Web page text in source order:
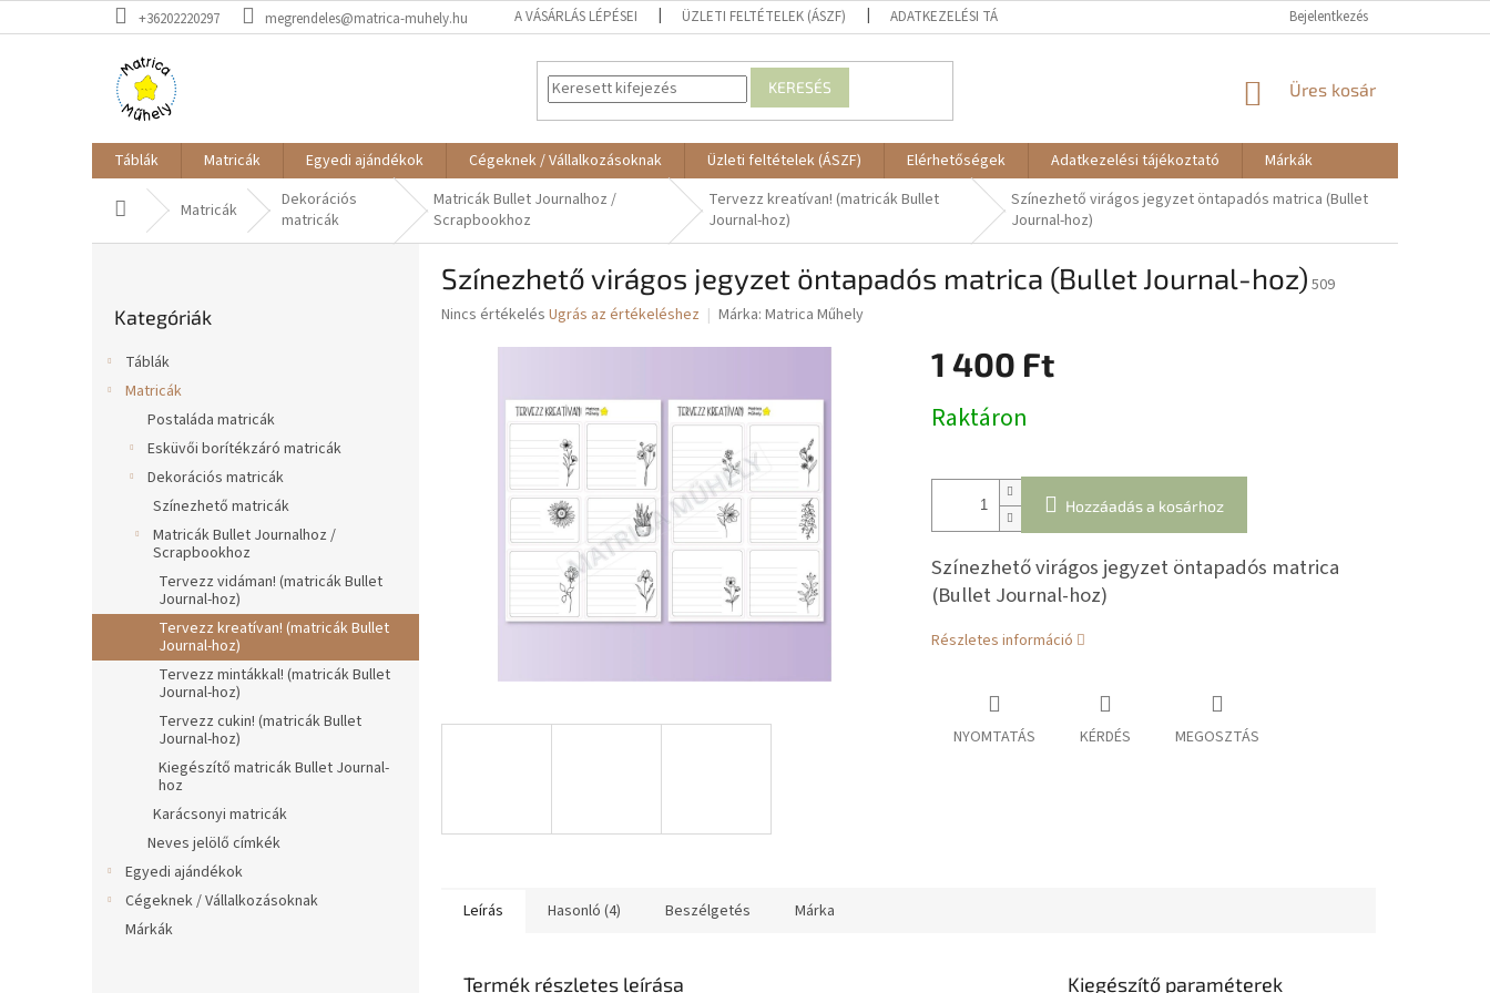
a
+36202220297 megrendeles@matrica-muhely.hu A VÁSÁRLÁS LÉPÉSEI ÜZLETI FELTÉTELEK (ÁSZF) ADATKEZELÉSI TÁJÉKOZTATÓ Bejelentkezés
KERESÉS KOSÁR
Üres kosár
Táblák Matricák Egyedi ajándékok Cégeknek / Vállalkozásoknak Üzleti feltételek (ÁSZF) Elérhetőségek Adatkezelési tájékoztató Márkák
KezdőlapMatricák
Dekorációs
matricák
Matricák Bullet Journalhoz /
Scrapbookhoz
Tervezz kreatívan! (matricák Bullet
Journal-hoz)
Színezhető virágos jegyzet öntapadós matrica (Bullet
Journal-hoz)
átugrása
Kategóriák
Táblák
Matricák
Postaláda matricák
Esküvői borítékzáró matricák
Dekorációs matricák
Színezhető matricák
Matricák Bullet Journalhoz /
Scrapbookhoz
Tervezz vidáman! (matricák Bullet
Journal-hoz)
Tervezz kreatívan! (matricák Bullet
Journal-hoz)
Tervezz mintákkal! (matricák Bullet
Journal-hoz)
Tervezz cukin! (matricák Bullet
Journal-hoz)
Kiegészítő matricák Bullet Journal-
hoz
Karácsonyi matricák
Neves jelölő címkék
Egyedi ajándékok
Cégeknek / Vállalkozásoknak
Márkák
Színezhető virágos jegyzet öntapadós matrica (Bullet Journal-hoz) 509
A
Nincs értékelés Ugrás az értékeléshez Márka: Matrica Műhely
1 400 Ft
Raktáron
Hozzáadás a kosárhoz
Színezhető virágos jegyzet öntapadós matrica
(Bullet Journal-hoz)
Részletes információ
NYOMTATÁS KÉRDÉS MEGOSZTÁS
Leírás Hasonló (4) Beszélgetés Márka
Termék részletes leírása Kiegészítő paraméterek